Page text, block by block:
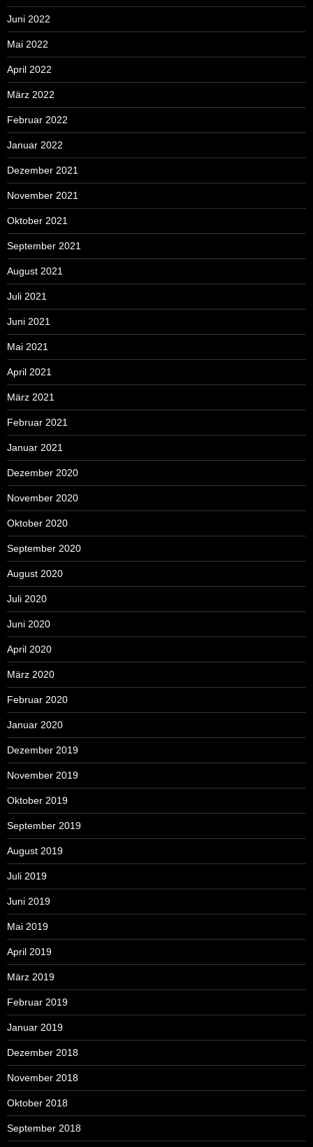
Juni 2022
Mai 2022
April 2022
März 2022
Februar 2022
Januar 2022
Dezember 2021
November 2021
Oktober 2021
September 2021
August 2021
Juli 2021
Juni 2021
Mai 2021
April 2021
März 2021
Februar 2021
Januar 2021
Dezember 2020
November 2020
Oktober 2020
September 2020
August 2020
Juli 2020
Juni 2020
April 2020
März 2020
Februar 2020
Januar 2020
Dezember 2019
November 2019
Oktober 2019
September 2019
August 2019
Juli 2019
Juni 2019
Mai 2019
April 2019
März 2019
Februar 2019
Januar 2019
Dezember 2018
November 2018
Oktober 2018
September 2018